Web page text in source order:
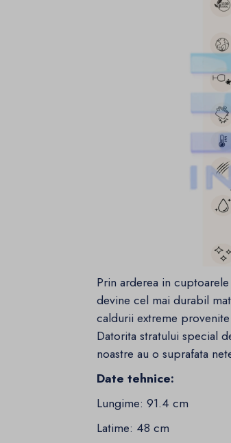
Prin arderea in
devine cel mai durabil
caldurii extreme
Datorita stratului special
noastre au o suprafata
Date tehnice:
Lungime: 91.4 cm
Latime: 48 cm